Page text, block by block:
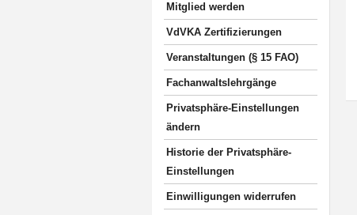
Mitglied werden
VdVKA Zertifizierungen
Veranstaltungen (§ 15 FAO)
Fachanwaltslehrgänge
Privatsphäre-Einstellungen
ändern
Historie der Privatsphäre-
Einstellungen
Einwilligungen widerrufen